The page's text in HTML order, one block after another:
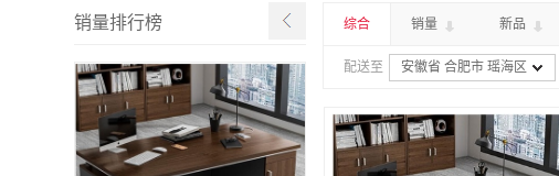
销量排行榜 综合 销量 新品
配送至 安徽省 合肥市 瑶海区